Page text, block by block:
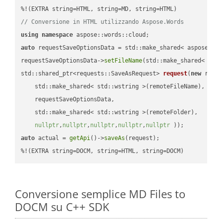
// Conversione in HTML utilizzando Aspose.Words
using namespace
auto requestSaveOptionsData = std::make_shared<
requestSaveOptionsData->setFileName(std::make_shared<
std::shared_ptr<requests::SaveAsRequest> request( new
    std::make_shared< std::wstring >(remoteFileName),
    requestSaveOptionsData,
    std::make_shared< std::wstring >(remoteFolder),
nullptr, nullptr, nullptr, nullptr, nullptr ))
auto actual = getApi()->saveAs (request);
%!(EXTRA string=DOCM, string=HTML, string=DOCM)
Conversione semplice MD Files to
DOCM su C++ SDK